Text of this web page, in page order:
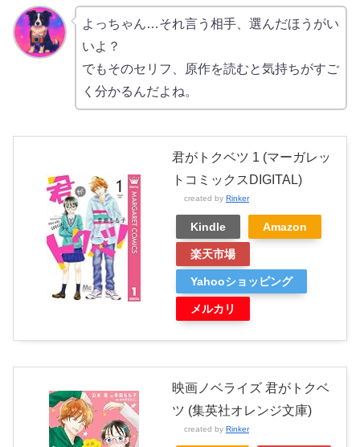
よっちゃん…それ言う相手、選んだほうがい
いよ？
でもそのセリフ、原作を読むと気持ちがすご
く分かるんだよね。
君がトクベツ 1 (マーガレッ
トコミックスDIGITAL)
created by Rinker
Kindle Amazon
楽天市場
Yahooショッピング
メルカリ
映画ノベライズ 君がトクベ
ツ (集英社オレンジ文庫)
created by Rinker